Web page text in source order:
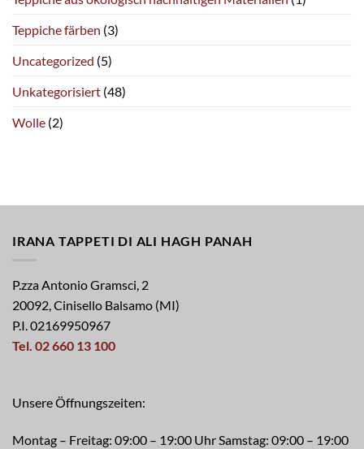
Teppiche färben (3)
Uncategorized (5)
Unkategorisiert (48)
Wolle (2)
IRANA TAPPETI DI ALI HAGH PANAH
P.zza Antonio Gramsci, 2
20092, Cinisello Balsamo (MI)
P.I. 02169950967
Tel. 02 660 13 100
Unsere Öffnungszeiten:
Montag – Freitag: 09:00 – 19:00 Uhr Samstag: 09:00 – 19:00